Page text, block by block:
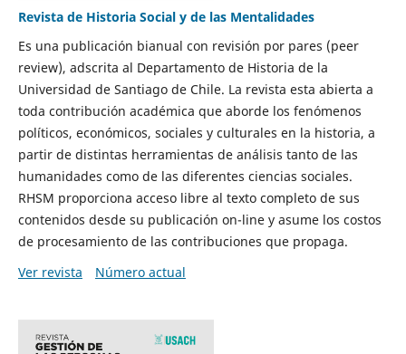
Revista de Historia Social y de las Mentalidades
Es una publicación bianual con revisión por pares (peer
review), adscrita al Departamento de Historia de la
Universidad de Santiago de Chile. La revista esta abierta a
toda contribución académica que aborde los fenómenos
políticos, económicos, sociales y culturales en la historia, a
partir de distintas herramientas de análisis tanto de las
humanidades como de las diferentes ciencias sociales.
RHSM proporciona acceso libre al texto completo de sus
contenidos desde su publicación on-line y asume los costos
de procesamiento de las contribuciones que propaga.
Ver revista
Número actual